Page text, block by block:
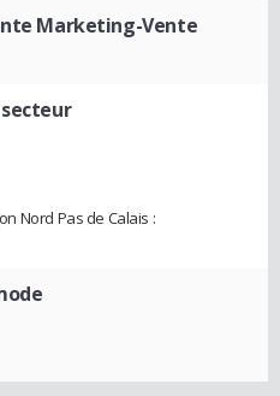
Marketing-Vente
Nord Pas de Calais :